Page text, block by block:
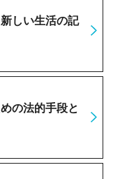
しい生活の記
の法的手段と